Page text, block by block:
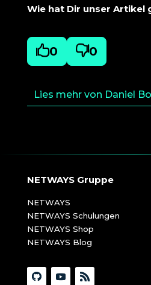
Wie hat Dir unser Artikel
0 0
Lies mehr von Daniel
NETWAYS Gruppe
NETWAYS
NETWAYS Schulungen
NETWAYS Shop
NETWAYS Blog